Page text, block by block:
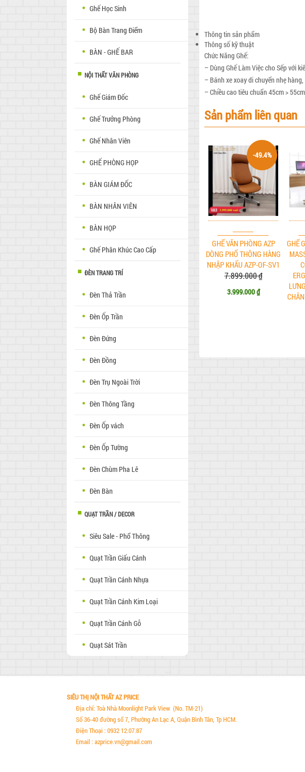
Ghế Học Sinh
Bộ Bàn Trang Điểm
BÀN - GHẾ BAR
NỘI THẤT VĂN PHÒNG
Ghế Giám Đốc
Ghế Trưởng Phòng
Ghế Nhân Viên
GHẾ PHÒNG HỌP
BÀN GIÁM ĐỐC
BÀN NHÂN VIÊN
BÀN HỌP
Ghế Phân Khúc Cao Cấp
ĐÈN TRANG TRÍ
Đèn Thả Trần
Đèn Ốp Trần
Đèn Đứng
Đèn Đồng
Đèn Trụ Ngoài Trời
Đèn Thông Tầng
Đèn Ốp vách
Đèn Ốp Tường
Đèn Chùm Pha Lê
Đèn Bàn
QUẠT TRẦN / DECOR
Siêu Sale - Phổ Thông
Quạt Trần Giấu Cánh
Quạt Trần Cánh Nhựa
Quạt Trần Cánh Kim Loại
Quạt Trần Cánh Gỗ
Quạt Sát Trần
Thông tin sản phẩm
Thông số kỹ thuật
Chức Năng Ghế:
– Dùng Ghế Làm Việc cho Sếp với
– Bánh xe xoay di chuyển nhẹ
– Chiều cao tiêu chuẩn 45cm >
Sản phẩm liên quan
GHẾ VĂN PHÒNG AZP
DÒNG PHỔ THÔNG HÀNG
NHẬP KHẨU AZP-OF-SV1
7.899.000 ₫
3.999.000 ₫
-49.4%
GHẾ
SIÊU THỊ NỘI THẤT AZ PRICE
Địa chỉ: Toà Nhà Moonlight Park View (No. TM-21)
Số 36-40 đường số 7, Phường An Lạc A, Quận Bình Tân, Tp HCM.
Điện Thoại : 0932 12.07.87
Email : azprice.vn@gmail.com